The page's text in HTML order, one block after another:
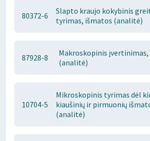
80372-6
Slapto kraujo kokybinis
tyrimas, išmatos (analitė)
87928-8
Makroskopinis
(analitė)
10704-5
Mikroskopinis tyrimas dėl
kiaušinių ir pirmuonių
(analitė)